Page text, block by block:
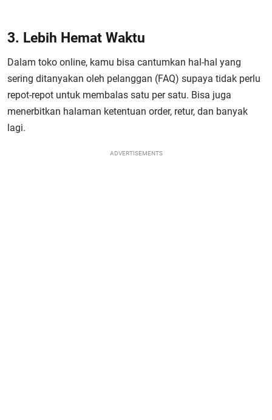
3. Lebih Hemat Waktu
Dalam toko online, kamu bisa cantumkan hal-hal yang
sering ditanyakan oleh pelanggan (FAQ) supaya tidak perlu
repot-repot untuk membalas satu per satu. Bisa juga
menerbitkan halaman ketentuan order, retur, dan banyak
lagi.
ADVERTISEMENTS